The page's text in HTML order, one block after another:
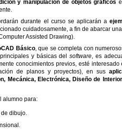
y manipulación de objetos gráficos
durante el curso se aplicarán a
cuidadosamente, a fin de abarcar
Assisted Drawing).
Básico, que se completa con
y básicas delsoftware, es
conocimientos previos, esté interesado
de planos y proyectos), en sus
Mecánica, Electrónica, Diseño de
alumno para:
dibujo.